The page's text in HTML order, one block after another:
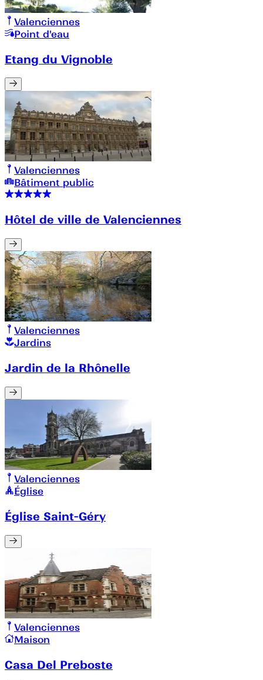
Valenciennes
Point d'eau
Etang du Vignoble
Valenciennes
Bâtiment public
Hôtel de ville de Valenciennes
Valenciennes
Jardins
Jardin de la Rhônelle
Valenciennes
Église
Église Saint-Géry
Valenciennes
Maison
Casa Del Preboste